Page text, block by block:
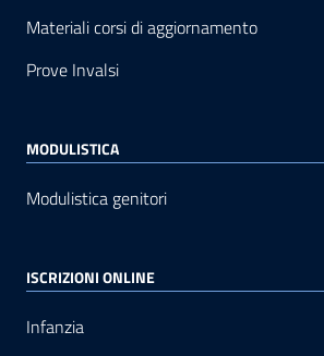
Materiali corsi di aggiornamento
Prove Invalsi
MODULISTICA
Modulistica genitori
ISCRIZIONI ONLINE
Infanzia